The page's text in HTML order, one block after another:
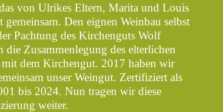
von Ulrikes Eltern, Marita und Louis
Den eignen Weinbau selbst
Pachtung des Kirchenguts Wolf
Zusammenlegung des elterlichen
dem Kirchengut. 2017 haben wir
unser Weingut. Zertifiziert als
bis 2024. Nun tragen wir diese
weiter.